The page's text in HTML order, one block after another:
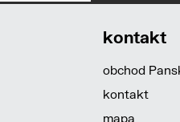
kontakt
obchod
kontakt
mapa